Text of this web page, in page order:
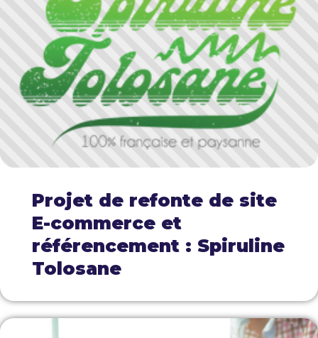
Projet de refonte de site
E-commerce et
référencement : Spiruline
Tolosane